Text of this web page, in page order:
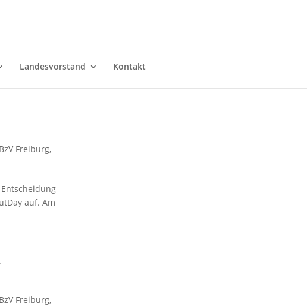
Landesvorstand Kontakt
Freiburg,
auf. Am
Freiburg,